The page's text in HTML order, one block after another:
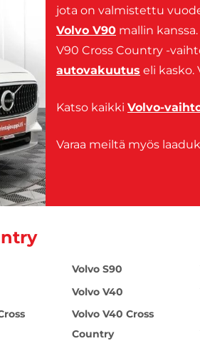
jota on valmistettu
Volvo V90 mallin
V90 Cross Country -
autovakuutus eli kasko.
Katso kaikki Volvo-
Varaa meiltä myös
Volvo S90
Volvo V40
Volvo V40 Cross
Country